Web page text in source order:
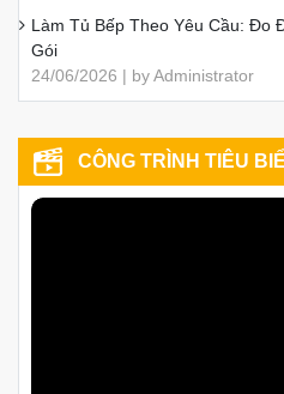
Làm Tủ Bếp Theo Yêu Cầu: Đo
Gói
24/06/2026 | by Administrator
CÔNG TRÌNH TIÊU